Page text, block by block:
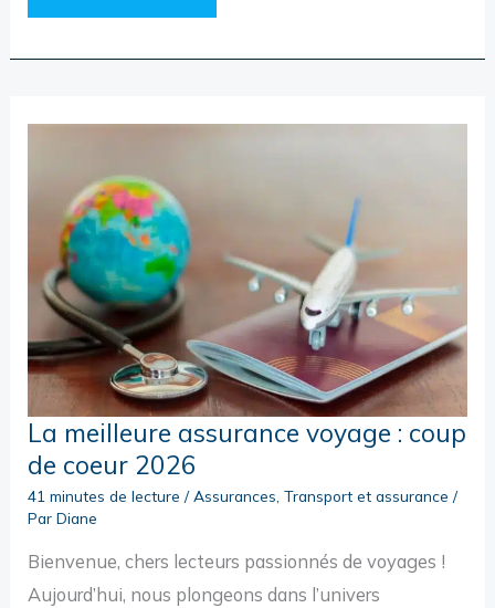
DE
CHOISIR
PORTUGAL
La meilleure assurance voyage : coup
de coeur 2026
41 minutes de lecture /Assurances ,Transport et assurance /
ParDiane
Bienvenue, chers lecteurs passionnés de voyages !
Aujourd’hui, nous plongeons dans l’univers